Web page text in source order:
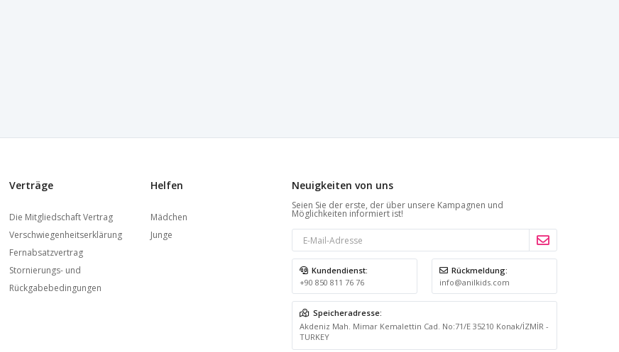
Verträge
Die Mitgliedschaft Vertrag
Verschwiegenheitserklärung
Fernabsatzvertrag
Stornierungs- und
Rückgabebedingungen
Helfen
Mädchen
Junge
Neuigkeiten von uns
Seien Sie der erste, der über unsere Kampagnen und
Möglichkeiten informiert ist!
Kundendienst:
+90 850 811 76 76
Rückmeldung:
info@anilkids.com
Speicheradresse:
Akdeniz Mah. Mimar Kemalettin Cad. No:71/E 35210 Konak/İZMİR -
TURKEY